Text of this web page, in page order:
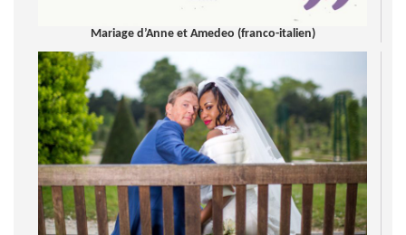
Mariage d’Anne et Amedeo (franco-italien)